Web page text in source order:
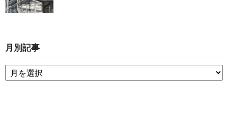
月別記事